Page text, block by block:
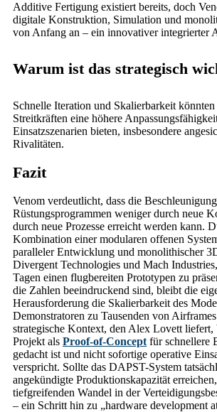
Additive Fertigung existiert bereits, doch
digitale Konstruktion, Simulation und
von Anfang an – ein innovativer integrierter
Warum ist das strategisch
Schnelle Iteration und Skalierbarkeit
Streitkräften eine höhere
Einsatzszenarien bieten, insbesondere
Rivalitäten.
Fazit
Venom verdeutlicht, dass die
Rüstungsprogrammen weniger durch neue
durch neue Prozesse erreicht werden kann.
Kombination einer modularen offenen
paralleler Entwicklung und monolithischer
Divergent Technologies und Mach
Tagen einen flugbereiten Prototypen zu
die Zahlen beeindruckend sind, bleibt die
Herausforderung die Skalierbarkeit des
Demonstratoren zu Tausenden von
strategische Kontext, den Alex Lovett liefert,
Projekt als Proof-of-Concept für schnellere
gedacht ist und nicht sofortige operative
verspricht. Sollte das DAPST-System
angekündigte Produktionskapazität
tiefgreifenden Wandel in der
– ein Schritt hin zu „hardware development